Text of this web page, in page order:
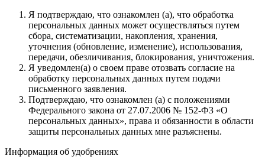
Я подтверждаю, что ознакомлен (а), что обработка
персональных данных может осуществляться путем
сбора, систематизации, накопления, хранения,
уточнения (обновление, изменение), использования,
передачи, обезличивания, блокирования, уничтожения.
Я уведомлен(а) о своем праве отозвать согласие на
обработку персональных данных путем подачи
письменного заявления.
Подтверждаю, что ознакомлен (а) с положениями
Федерального закона от 27.07.2006 № 152-ФЗ «О
персональных данных», права и обязанности в области
защиты персональных данных мне разъяснены.
Информация об удобрениях